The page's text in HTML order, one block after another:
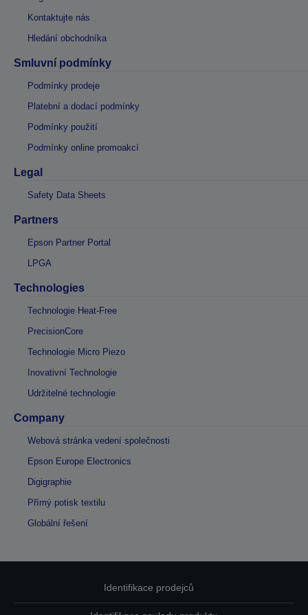
Kontaktujte nás
Hledání obchodníka
Smluvní podmínky
Podmínky prodeje
Platební a dodací podmínky
Podmínky použití
Podmínky online promoakcí
Legal
Safety Data Sheets
Partners
Epson Partner Portal
LPGA
Technologies
Technologie Heat-Free
PrecisionCore
Technologie Micro Piezo
Inovativní Technologie
Udržitelné technologie
Company
Webová stránka vedení společnosti
Epson Europe Electronics
Digigraphie
Přímý potisk textilu
Globální řešení
Identifikace prodejců